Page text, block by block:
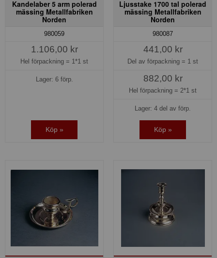
Kandelaber 5 arm polerad
mässing Metallfabriken
Norden
980059
1.106,00 kr
Hel förpackning = 1*1 st
Lager: 6 förp.
Köp »
Ljusstake 1700 tal polerad
mässing Metallfabriken
Norden
980087
441,00 kr
Del av förpackning = 1 st
882,00 kr
Hel förpackning = 2*1 st
Lager: 4 del av förp.
Köp »